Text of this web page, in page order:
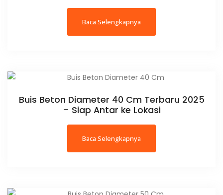
Baca Selengkapnya
Buis Beton Diameter 40 Cm Terbaru 2025
– Siap Antar ke Lokasi
Baca Selengkapnya